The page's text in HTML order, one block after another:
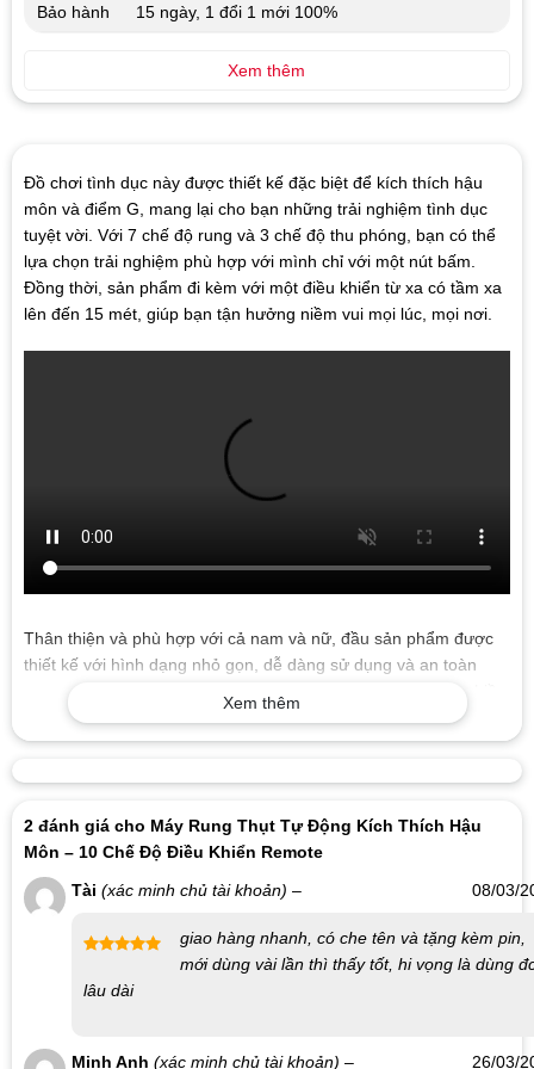
Đồ chơi tình dục này được thiết kế đặc biệt để kích thích hậu
môn và điểm G, mang lại cho bạn những trải nghiệm tình dục
tuyệt vời. Với 7 chế độ rung và 3 chế độ thu phóng, bạn có thể
lựa chọn trải nghiệm phù hợp với mình chỉ với một nút bấm.
Đồng thời, sản phẩm đi kèm với một điều khiển từ xa có tầm xa
lên đến 15 mét, giúp bạn tận hưởng niềm vui mọi lúc, mọi nơi.
Thân thiện và phù hợp với cả nam và nữ, đầu sản phẩm được
thiết kế với hình dạng nhỏ gọn, dễ dàng sử dụng và an toàn
ngay cả cho người mới bắt đầu. Với đường kính 32mm và chiều
dài có thể chèn vào là 115mm, sản phẩm có thiết kế theo công
nghệ tiên tiến, giúp bạn có được trải nghiệm thoải mái và an
Chất liệu cao cấp: Được làm từ silicone chất lượng cao, sản
Xem thêm
2 đánh giá cho Máy Rung Thụt Tự Động Kích Thích Hậu
Môn – 10 Chế Độ Điều Khiển Remote
hạng5
Tài (xác minh chủ tài khoản) – 08/03/
giao hàng nhanh, có che tên và tặng kèm pin,
mới dùng vài lần thì thấy tốt, hi vọng là dùng
lâu dài
Minh Anh (xác minh chủ tài khoản) – 26/03/
Bảo hành 15 ngày, 1 đổi 1 mới 100%
Xem thêm